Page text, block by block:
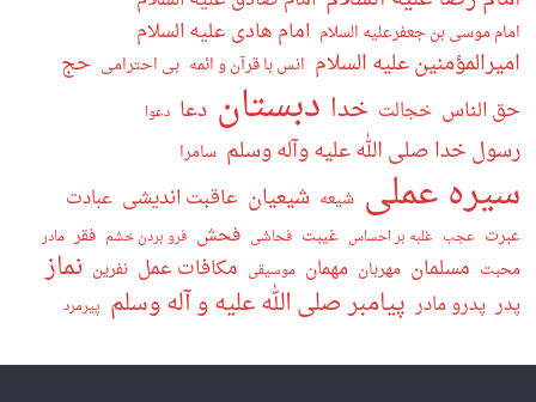
امام موسی بن جعفرعلیه السلام امام هادی علیه السلام
امیرالمؤمنین علیه السلام انس با قرآن و ائمه بی احترامی حج
حق الناس خجالت خدا دبستان دعا دعوا
رسول خدا صلی الله علیه وآله وسلم سامرا
سیره عملی شیعه شیعیان عاقبت اندیشی عبادت
عبرت عجب غلبه بر احساس غیبت فحاشی فحش فرو بردن خشم فقر مادر
محبت مسلمان مهربان مهمان موسیقی مکافات عمل نفرین نماز
پدر پدرو مادر پیامبر صلی الله علیه و آله وسلم پیرمرد